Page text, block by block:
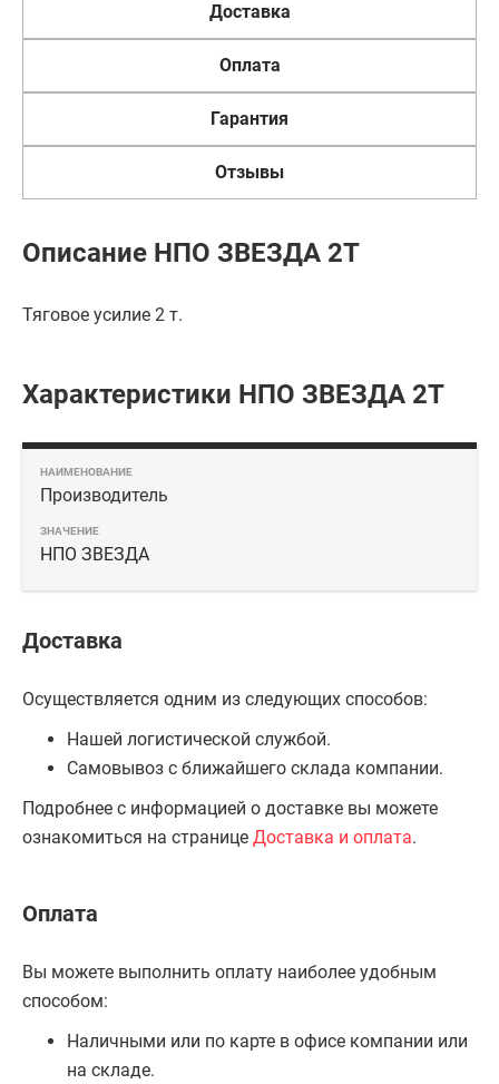
Доставка
Оплата
Гарантия
Отзывы
Описание НПО ЗВЕЗДА 2Т
Тяговое усилие 2 т.
Характеристики НПО ЗВЕЗДА 2Т
Производитель
НПО ЗВЕЗДА
Доставка
Осуществляется одним из следующих способов:
Нашей логистической службой.
Самовывоз с ближайшего склада компании.
Подробнее с информацией о доставке вы можете
ознакомиться на странице Доставка и оплата.
Оплата
Вы можете выполнить оплату наиболее удобным
способом:
Наличными или по карте в офисе компании или
на складе.